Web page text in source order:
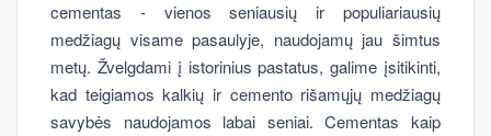
cementas - vienos seniausių ir populiariausių
medžiagų visame pasaulyje, naudojamų jau šimtus
metų. Žvelgdami į istorinius pastatus, galime įsitikinti,
kad teigiamos kalkių ir cemento rišamųjų medžiagų
savybės naudojamos labai seniai. Cementas kaip